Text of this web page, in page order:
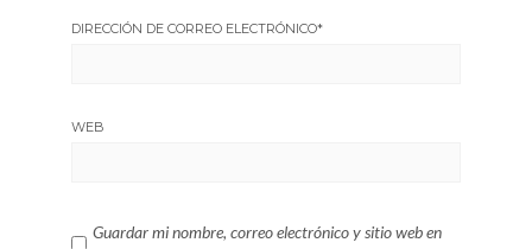
DIRECCIÓN DE CORREO ELECTRÓNICO*
WEB
Guardar mi nombre, correo electrónico y sitio web en